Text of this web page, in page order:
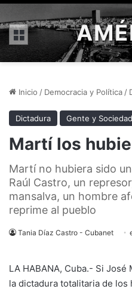
Menú
Inicio / Democracia y Política /
Dictadura Gente y Sociedad
Martí los
Martí no hubiera sido
Raúl Castro, un
mansalva, un hombre
reprime al pueblo
Tania Díaz Castro - Cubanet
LA HABANA, Cuba.- Si
la dictadura totalitaria de los